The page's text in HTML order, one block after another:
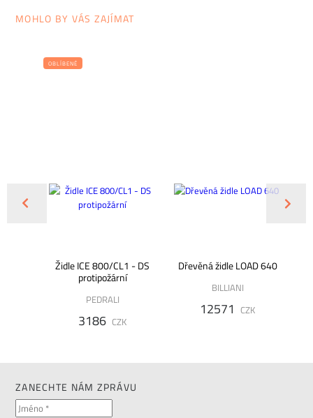
MOHLO BY VÁS ZAJÍMAT
OBLÍBENÉ
Židle ICE 800/CL1 - DS
protipožární
PEDRALI
3186 CZK
Dřevěná židle LOAD 640
BILLIANI
12571 CZK
ZANECHTE NÁM ZPRÁVU